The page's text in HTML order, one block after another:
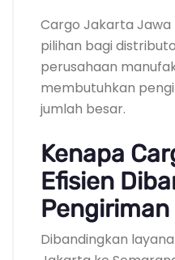
Cargo Jakarta Jawa
pilihan bagi
perusahaan
membutuhkan
jumlah besar.
Kenapa
Efisien
Dibandingkan